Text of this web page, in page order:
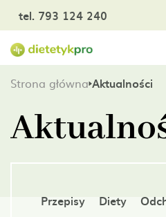
tel. 793 124 240
Strona główna Aktualności
Przepisy Diety